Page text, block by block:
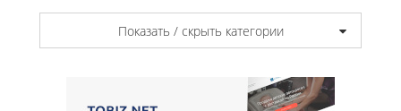
Показать / скрыть категории